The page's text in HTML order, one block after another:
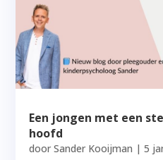
Een jongen met een
hoofd
doorSander Kooijman |5